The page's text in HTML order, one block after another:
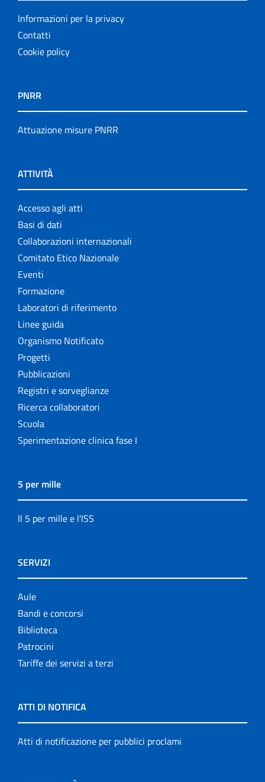
Informazioni per la privacy
Contatti
Cookie policy
PNRR
Attuazione misure PNRR
ATTIVITÀ
Accesso agli atti
Basi di dati
Collaborazioni internazionali
Comitato Etico Nazionale
Eventi
Formazione
Laboratori di riferimento
Linee guida
Organismo Notificato
Progetti
Pubblicazioni
Registri e sorveglianze
Ricerca collaboratori
Scuola
Sperimentazione clinica fase I
5 per mille
Il 5 per mille e l'ISS
SERVIZI
Aule
Bandi e concorsi
Biblioteca
Patrocini
Tariffe dei servizi a terzi
ATTI DI NOTIFICA
Atti di notificazione per pubblici proclami